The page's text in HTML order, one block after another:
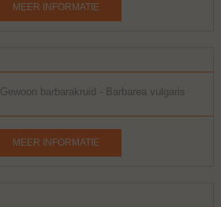
MEER INFORMATIE
Gewoon barbarakruid - Barbarea vulgaris
MEER INFORMATIE